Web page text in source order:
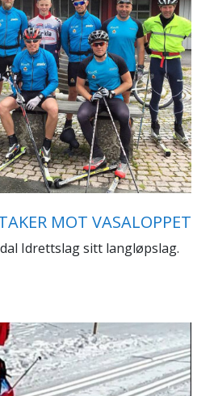
MOT VASALOPPET
Idrettslag sitt langløpslag.